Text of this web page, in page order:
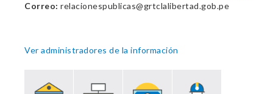
Correo: relacionespublicas@grtclalibertad.gob.pe
Ver administradores de la información